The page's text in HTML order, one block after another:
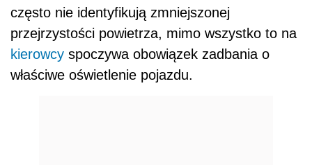
często nie identyfikują zmniejszonej
przejrzystości powietrza, mimo wszystko to na
kierowcy spoczywa obowiązek zadbania o
właściwe oświetlenie pojazdu.